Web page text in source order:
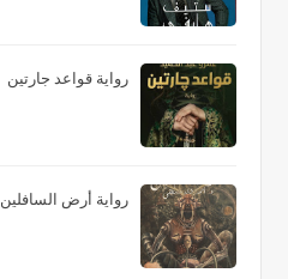
رواية قواعد جارتين
رواية أرض السافلين